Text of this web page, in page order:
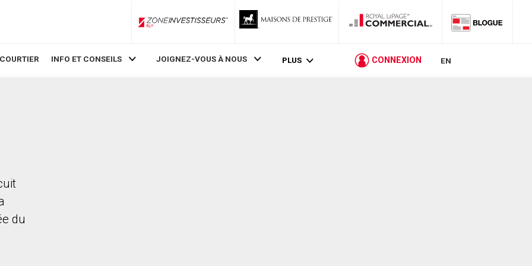
ZoneInvestisseurs RLP
INFO ET CONSEILS JOIGNEZ-VOUS À NOUS PLUS CONNEXION EN
du